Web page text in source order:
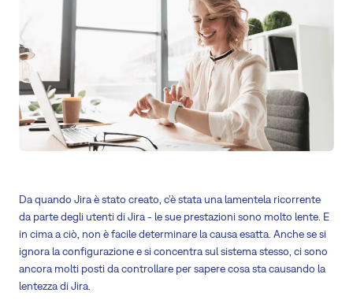
Da quando Jira è stato creato, c'è stata una lamentela ricorrente
da parte degli utenti di Jira - le sue prestazioni sono molto lente. E
in cima a ciò, non è facile determinare la causa esatta. Anche se si
ignora la configurazione e si concentra sul sistema stesso, ci sono
ancora molti posti da controllare per sapere cosa sta causando la
lentezza di Jira.